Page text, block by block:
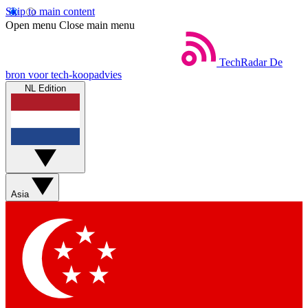
Skip to main content
Open menu Close main menu
TechRadar De
bron voor tech-koopadvies
NL Edition
Asia